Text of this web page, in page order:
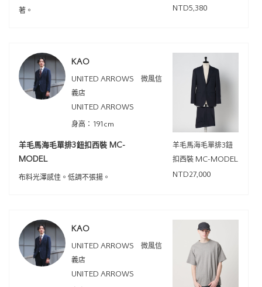
著。
NTD5,380
KAO
UNITED ARROWS 微風信
義店
UNITED ARROWS
身高：191cm
羊毛馬海毛單排3鈕扣西裝 MC-
MODEL
布料光澤感佳。低調不張揚。
羊毛馬海毛單排3鈕
扣西裝 MC-MODEL
NTD27,000
KAO
UNITED ARROWS 微風信
義店
UNITED ARROWS